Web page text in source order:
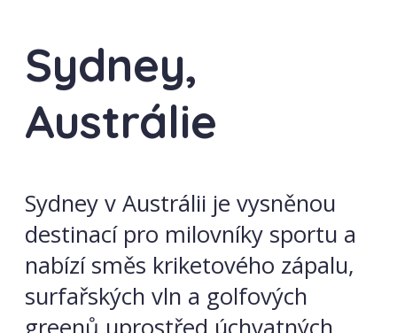
Sydney,
Austrálie
Sydney v Austrálii je vysněnou
destinací pro milovníky sportu a
nabízí směs kriketového zápalu,
surfařských vln a golfových